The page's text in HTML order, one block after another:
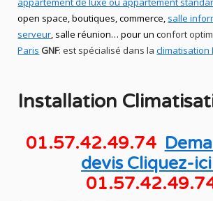
open space, boutiques, commerce, salle
serveur, salle réunion… pour un confort
Paris GNF:est spécialisé dans laclimatisation
Installation
01.57.42.49.74
devis Cliquez-